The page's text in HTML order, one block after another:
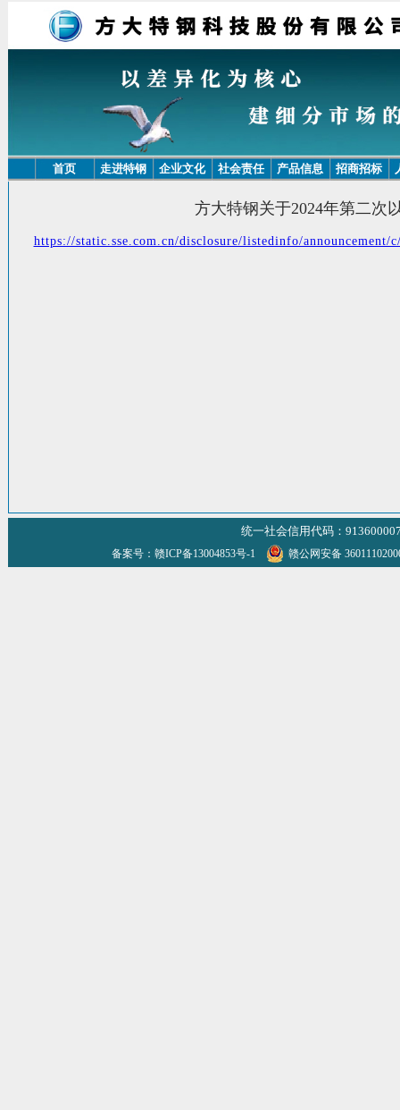
首页 走进特钢 企业文化 社会责任 产品信息 招商招标
方大特钢关于2024年第二次
https://static.sse.com.cn/disclosure/listedinfo/announcement/
统一社会信用代码：
备案号：赣ICP备13004853号-1 赣公网安备